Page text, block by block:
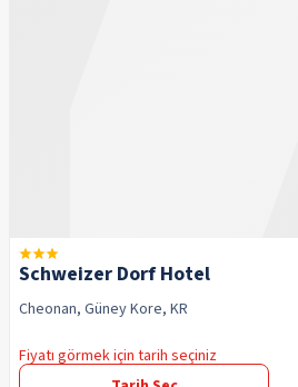
Schweizer Dorf Hotel
Cheonan, Güney Kore, KR
Fiyatı görmek için tarih seçiniz